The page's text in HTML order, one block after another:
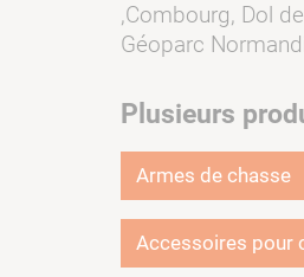
,Combourg, Dol
Géoparc
Plusieurs
Armes de chasse
Accessoires pour